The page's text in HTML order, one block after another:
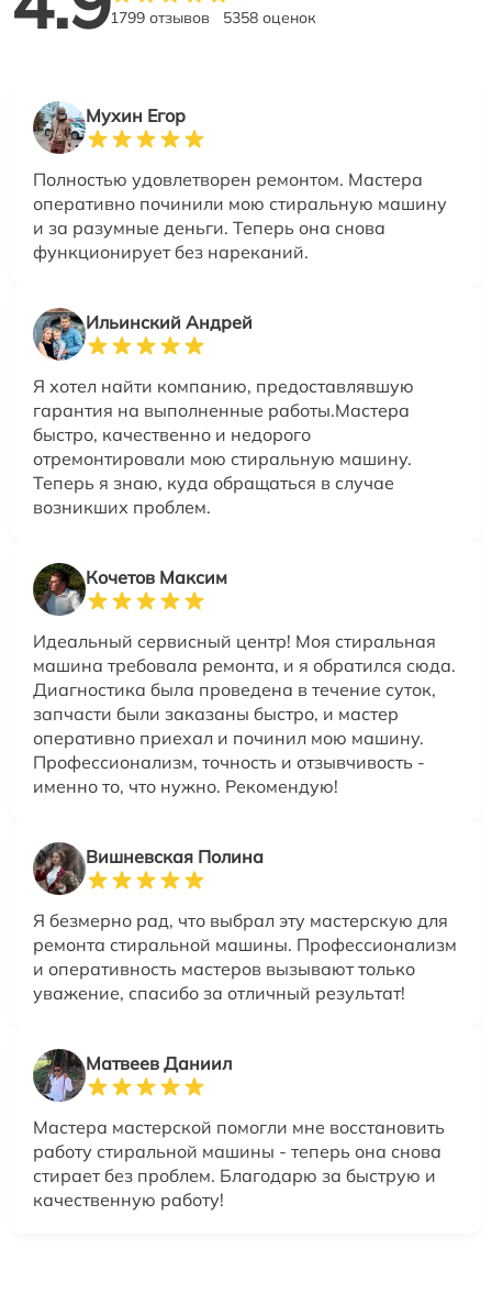
1799 отзывов 5358 оценок
Мухин Егор
Полностью удовлетворен ремонтом. Мастера
оперативно починили мою стиральную машину
и за разумные деньги. Теперь она снова
функционирует без нареканий.
Ильинский Андрей
Я хотел найти компанию, предоставлявшую
гарантия на выполненные работы.Мастера
быстро, качественно и недорого
отремонтировали мою стиральную машину.
Теперь я знаю, куда обращаться в случае
возникших проблем.
Кочетов Максим
Идеальный сервисный центр! Моя стиральная
машина требовала ремонта, и я обратился сюда.
Диагностика была проведена в течение суток,
запчасти были заказаны быстро, и мастер
оперативно приехал и починил мою машину.
Профессионализм, точность и отзывчивость -
именно то, что нужно. Рекомендую!
Вишневская Полина
Я безмерно рад, что выбрал эту мастерскую для
ремонта стиральной машины. Профессионализм
и оперативность мастеров вызывают только
уважение, спасибо за отличный результат!
Матвеев Даниил
Мастера мастерской помогли мне восстановить
работу стиральной машины - теперь она снова
стирает без проблем. Благодарю за быструю и
качественную работу!